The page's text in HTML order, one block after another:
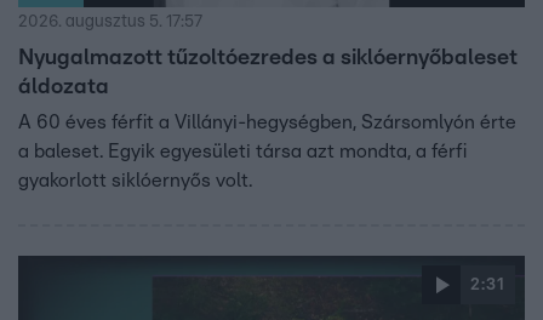
2026. augusztus 5. 17:57
Nyugalmazott tűzoltóezredes a siklóernyőbaleset
áldozata
A 60 éves férfit a Villányi-hegységben, Szársomlyón érte
a baleset. Egyik egyesületi társa azt mondta, a férfi
gyakorlott siklóernyős volt.
2:31